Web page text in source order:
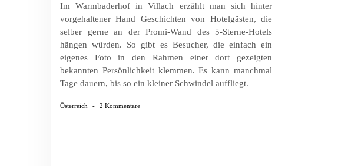
Im Warmbaderhof in Villach erzählt man sich hinter
vorgehaltener Hand Geschichten von Hotel­gästen, die
selber gerne an der Promi-Wand des 5-Sterne-Hotels
hängen würden. So gibt es Besucher, die einfach ein
eigenes Foto in den Rahmen einer dort gezeigten
bekannten Persönlichkeit klemmen. Es kann manchmal
Tage dauern, bis so ein kleiner Schwindel auffliegt.
Österreich - 2 Kommentare